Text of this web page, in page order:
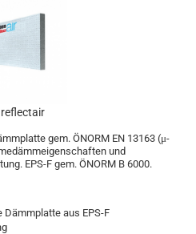
gem. ÖNORM EN 13163 (μ-
und
EPS-F gem. ÖNORM B 6000.
aus EPS-F